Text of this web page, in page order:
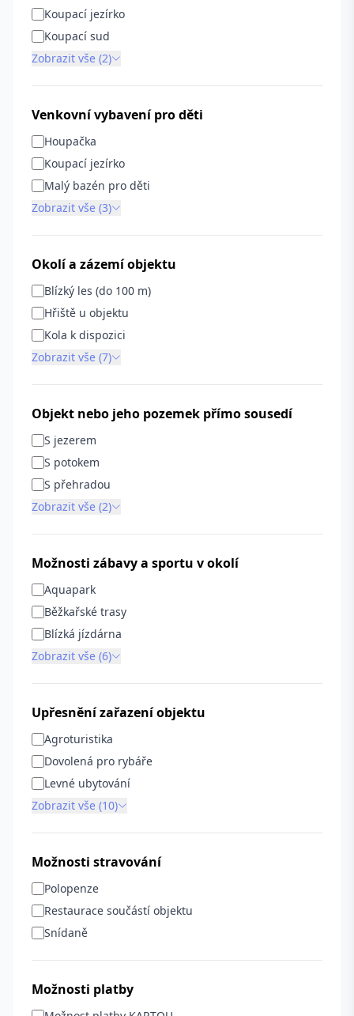
Koupací jezírko
Koupací sud
Zobrazit vše (2)
Venkovní vybavení pro děti
Houpačka
Koupací jezírko
Malý bazén pro děti
Zobrazit vše (3)
Okolí a zázemí objektu
Blízký les (do 100 m)
Hřiště u objektu
Kola k dispozici
Zobrazit vše (7)
Objekt nebo jeho pozemek přímo sousedí
S jezerem
S potokem
S přehradou
Zobrazit vše (2)
Možnosti zábavy a sportu v okolí
Aquapark
Běžkařské trasy
Blízká jízdárna
Zobrazit vše (6)
Upřesnění zařazení objektu
Agroturistika
Dovolená pro rybáře
Levné ubytování
Zobrazit vše (10)
Možnosti stravování
Polopenze
Restaurace součástí objektu
Snídaně
Možnosti platby